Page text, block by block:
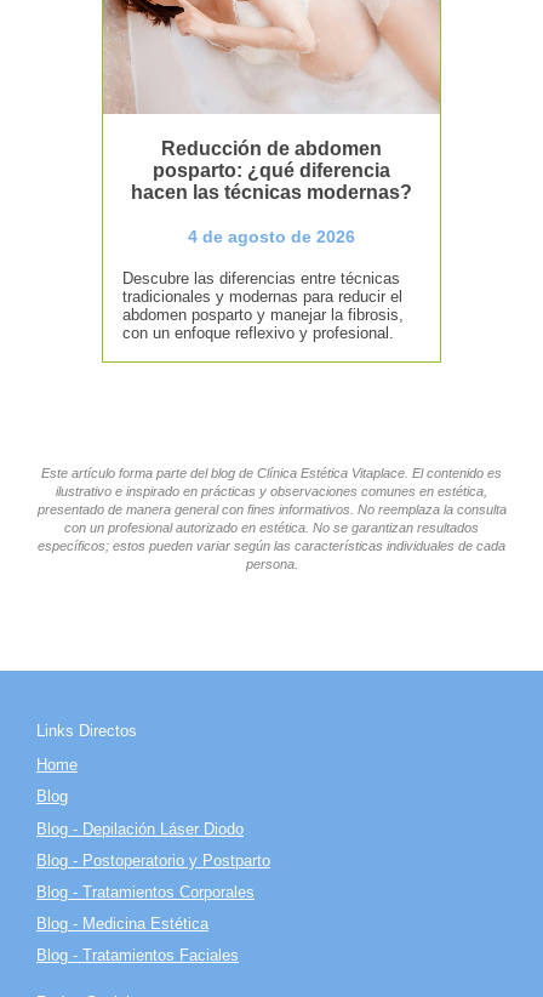
Reducción de abdomen
posparto: ¿qué diferencia
hacen las técnicas modernas?
4 de agosto de 2026
Descubre las diferencias entre técnicas
tradicionales y modernas para reducir el
abdomen posparto y manejar la fibrosis,
con un enfoque reflexivo y profesional.
Este artículo forma parte del blog de Clínica Estética Vitaplace. El contenido es
ilustrativo e inspirado en prácticas y observaciones comunes en estética,
presentado de manera general con fines informativos. No reemplaza la consulta
con un profesional autorizado en estética. No se garantizan resultados
específicos; estos pueden variar según las características individuales de cada
persona.
Links Directos
Home
Blog
Blog - Depilación Láser Diodo
Blog - Postoperatorio y Postparto
Blog - Tratamientos Corporales
Blog - Medicina Estética
Blog - Tratamientos Faciales